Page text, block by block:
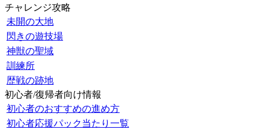
チャレンジ攻略
未開の大地
閃きの遊技場
神獣の聖域
訓練所
歴戦の跡地
初心者/復帰者向け情報
初心者のおすすめの進め方
初心者応援パック当たり一覧